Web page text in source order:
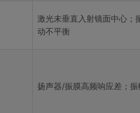
激光未垂直入射镜面中心；
动不平衡
扬声器/振膜高频响应差；